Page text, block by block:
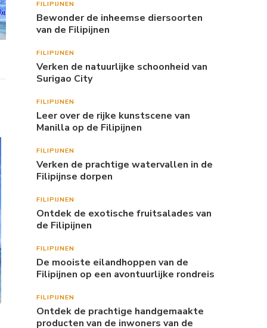
FILIPIJNEN
Bewonder de inheemse diersoorten
van de Filipijnen
FILIPIJNEN
Verken de natuurlijke schoonheid van
Surigao City
FILIPIJNEN
Leer over de rijke kunstscene van
Manilla op de Filipijnen
FILIPIJNEN
Verken de prachtige watervallen in de
Filipijnse dorpen
FILIPIJNEN
Ontdek de exotische fruitsalades van
de Filipijnen
FILIPIJNEN
De mooiste eilandhoppen van de
Filipijnen op een avontuurlijke rondreis
FILIPIJNEN
Ontdek de prachtige handgemaakte
producten van de inwoners van de